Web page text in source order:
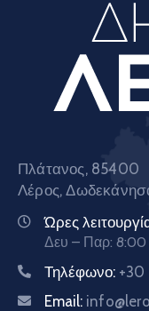
Πλάτανος, 85400
Λέρος,
Ώρες
Δευ – Παρ: 8:00
Τηλέφωνο:
Email: